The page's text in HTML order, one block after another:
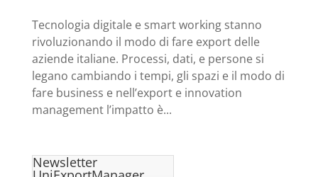
Tecnologia digitale e smart working stanno
rivoluzionando il modo di fare export delle
aziende italiane. Processi, dati, e persone si
legano cambiando i tempi, gli spazi e il modo di
fare business e nell’export e innovation
management l’impatto è...
Newsletter